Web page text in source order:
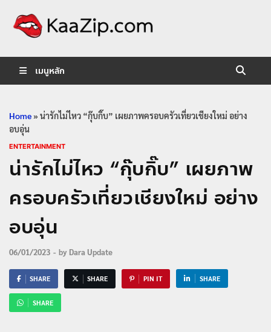
เมนูหลัก
Home»น่ารักไม่ไหว “กุ๊บกิ๊บ” เผยภาพครอบครัวเที่ยวเชียงใหม่ อย่าง
อบอุ่น
ENTERTAINMENT
น่ารักไม่ไหว “กุ๊บกิ๊บ” เผยภาพ
ครอบครัวเที่ยวเชียงใหม่ อย่าง
อบอุ่น
06/01/2023 - by Dara Update
SHARE SHARE PIN IT SHARE
SHARE